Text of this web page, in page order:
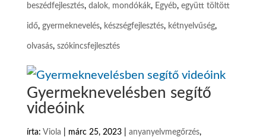
beszédfejlesztés, dalok, mondókák, Egyéb, együtt töltött
idő, gyermeknevelés, készségfejlesztés, kétnyelvűség,
olvasás, szókincsfejlesztés
Gyermeknevelésben segítő
videóink
írta: Viola márc 25, 2023| anyanyelvmegőrzés,